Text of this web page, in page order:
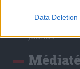
Data Deletion
Rádió GaGa
Jóállás